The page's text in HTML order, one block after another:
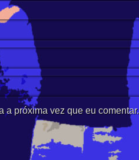
a próxima vez que eu comentar.